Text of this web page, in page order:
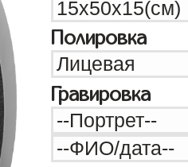
Полировка
Гравировка